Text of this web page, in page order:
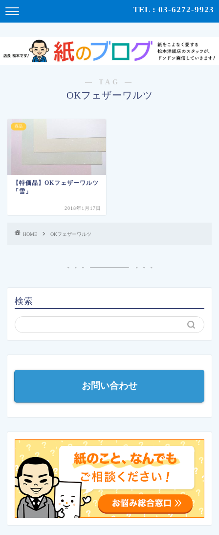
TEL : 03-6272-9923
― TAG ―
OKフェザーワルツ
商品
【特価品】OKフェザーワルツ
「雪」
2018年1月17日
HOME OKフェザーワルツ
検索
お問い合わせ